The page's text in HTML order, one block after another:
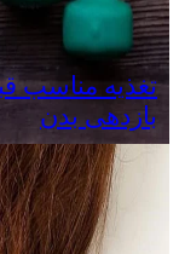
تغذیه مناسب
بازدهی بدن